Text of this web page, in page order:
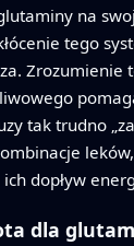
na
tego
Zrozumienie
tak trudno
dopływ
dla